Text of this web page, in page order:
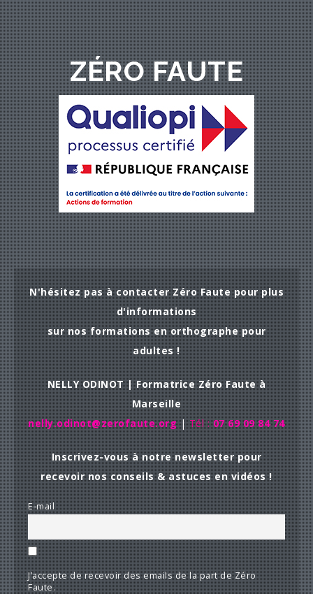
ZÉRO FAUTE
N'hésitez pas à contacter Zéro Faute pour plus
d'informations
sur nos formations en orthographe pour
adultes !
NELLY ODINOT | Formatrice Zéro Faute à
Marseille
nelly.odinot@zerofaute.org|Tél : 07 69 09 84 74
Inscrivez-vous à notre newsletter pour
recevoir nos conseils & astuces en vidéos !
E-mail
J’accepte de recevoir des emails de la part de Zéro
Faute.